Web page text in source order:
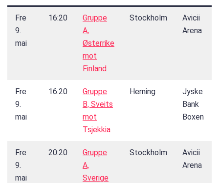
Fre
9.
mai
16:20
Gruppe
A,
Østerrike
mot
Finland
Stockholm
Avicii
Arena
Fre
9.
mai
16:20
Gruppe
B, Sveits
mot
Tsjekkia
Herning
Jyske
Bank
Boxen
Fre
9.
mai
20:20
Gruppe
A,
Sverige
Stockholm
Avicii
Arena